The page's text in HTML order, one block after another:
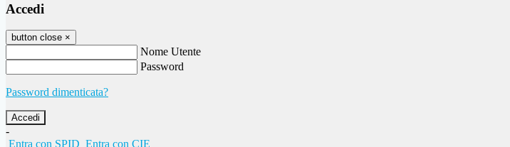
Accedi
button close ×
Nome Utente
Password
Password dimenticata?
-
Entra con SPID Entra con CIE